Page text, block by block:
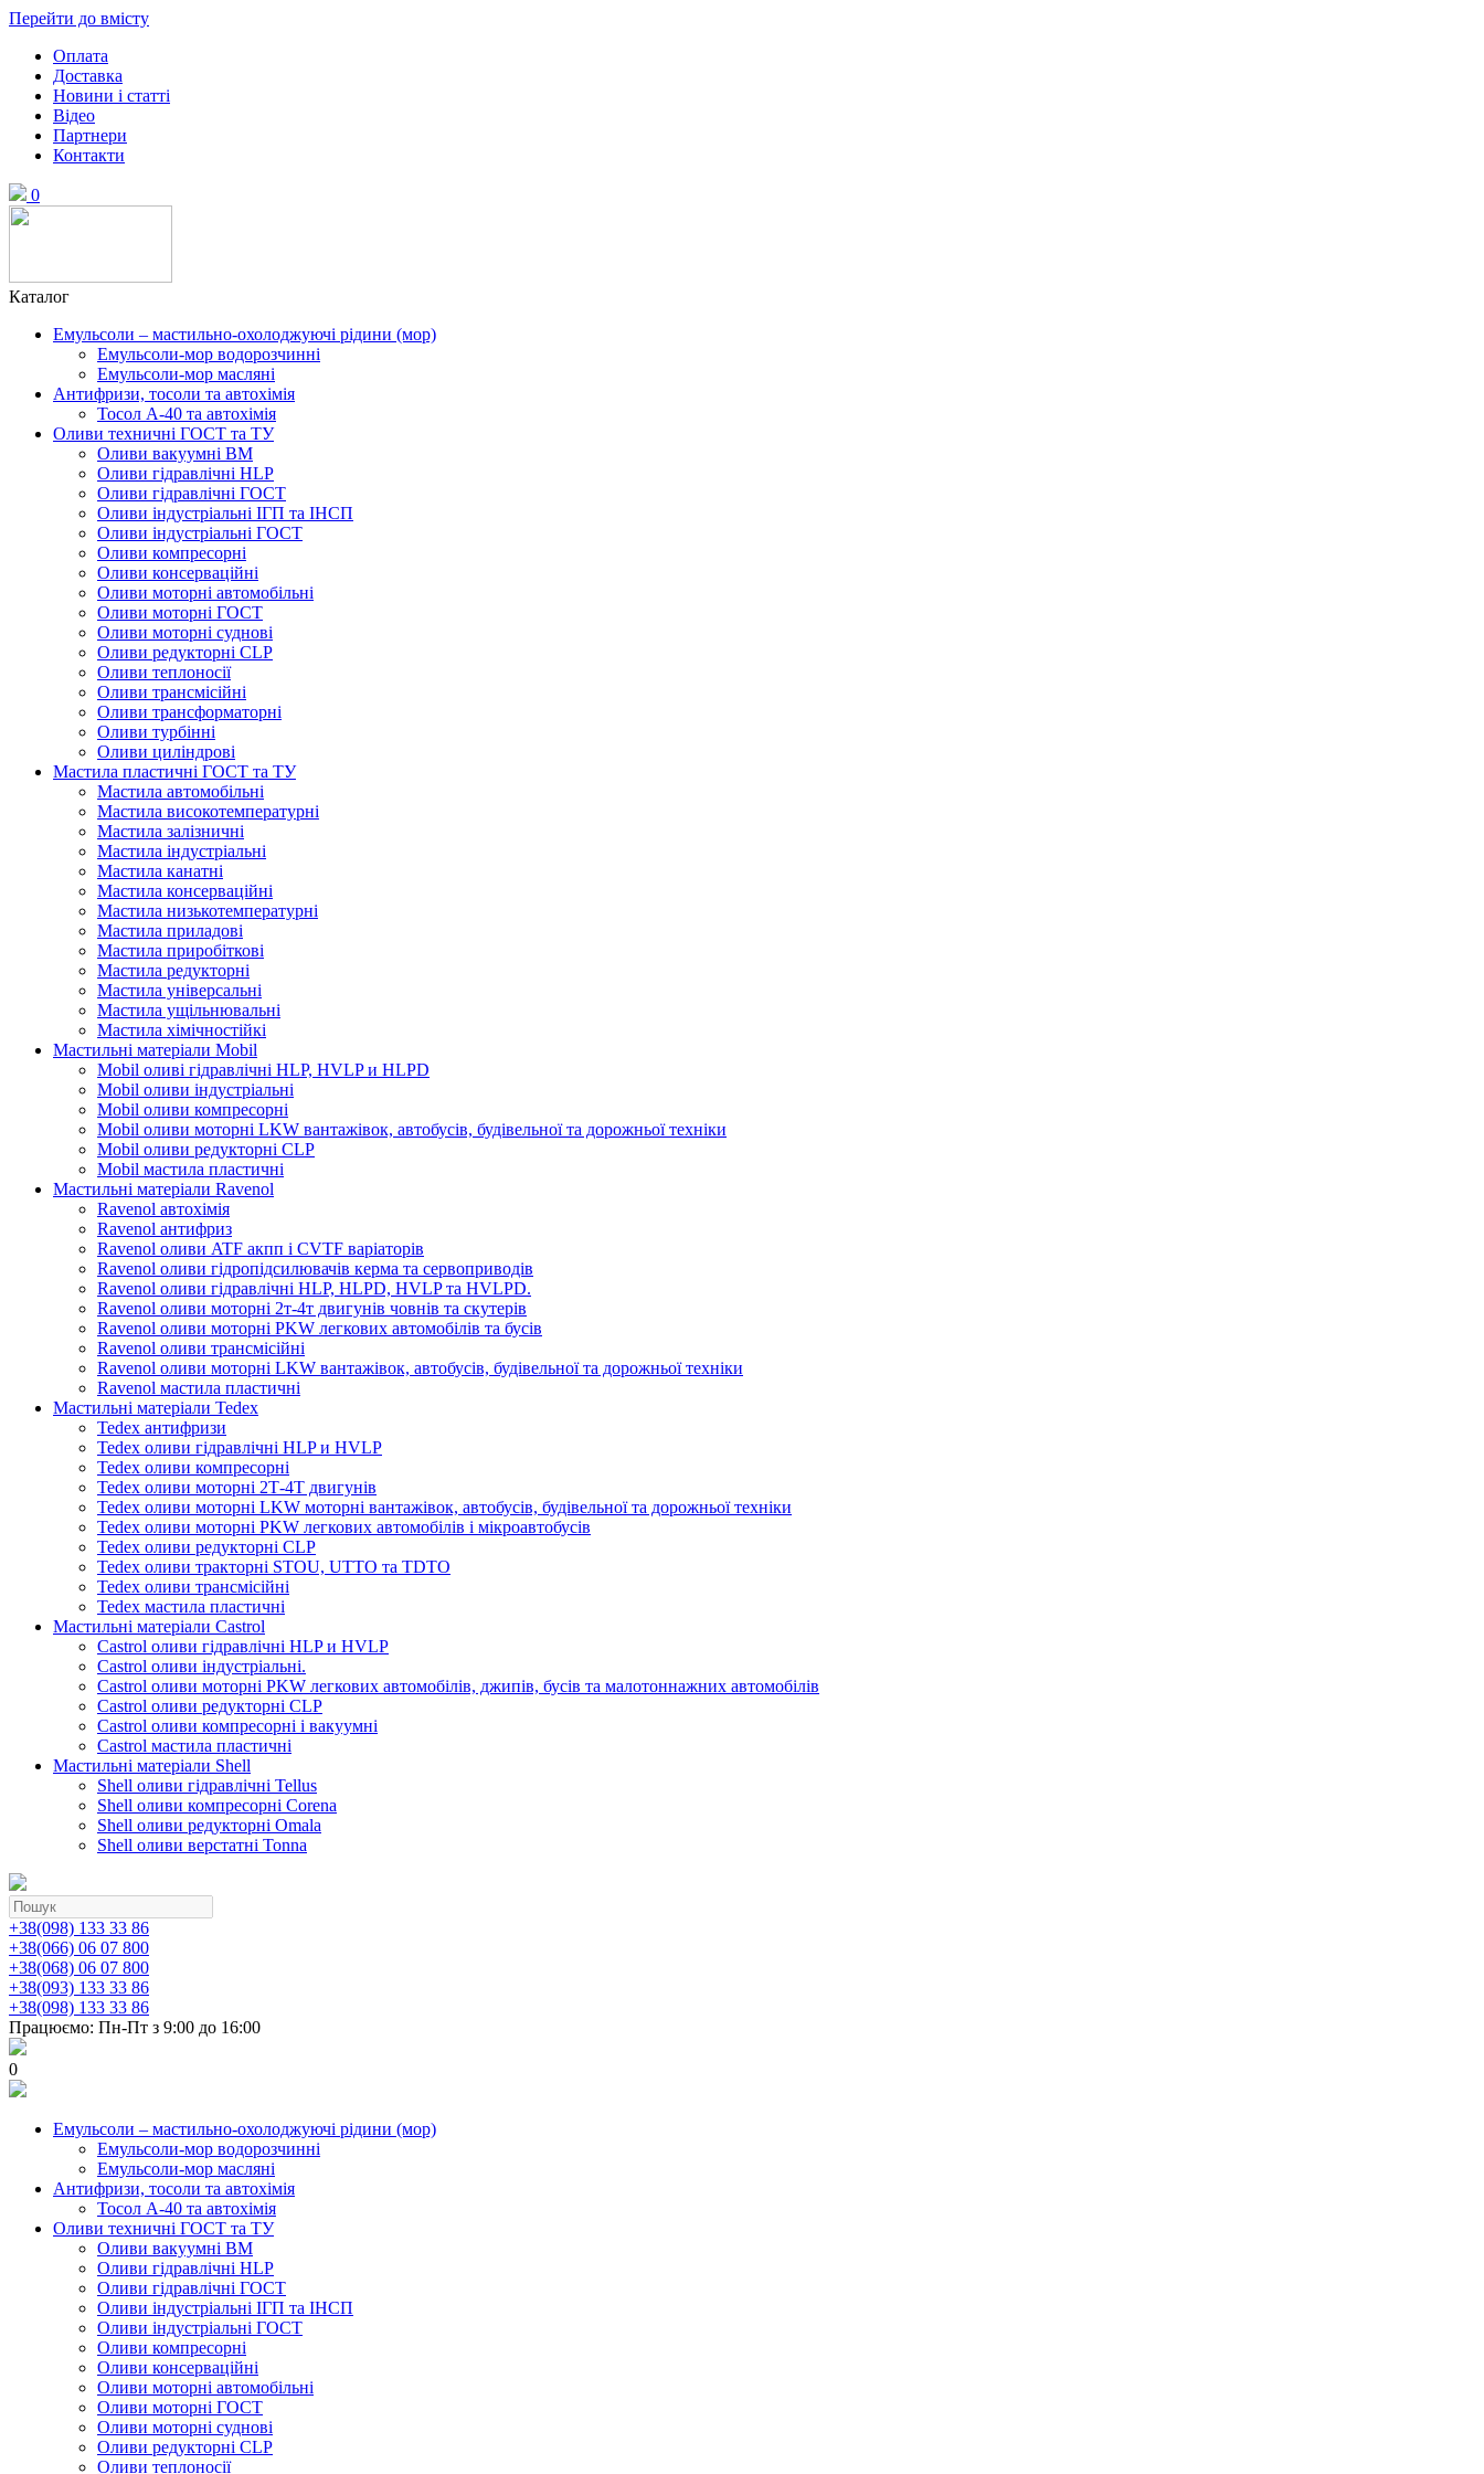
Перейти до вмісту
Оплата
Доставка
Новини і статті
Відео
Партнери
Контакти
0
Каталог
Емульсоли – мастильно-охолоджуючі рідини (мор)
Емульсоли-мор водорозчинні
Емульсоли-мор масляні
Антифризи, тосоли та автохімія
Тосол А-40 та автохімія
Оливи техничні ГОСТ та ТУ
Оливи вакуумні ВМ
Оливи гідравлічні HLP
Оливи гідравлічні ГОСТ
Оливи індустріальні ІГП та ІНСП
Оливи індустріальні ГОСТ
Оливи компресорні
Оливи консерваційні
Оливи моторні автомобільні
Оливи моторні ГОСТ
Оливи моторні суднові
Оливи редукторні CLP
Оливи теплоносії
Оливи трансмісійні
Оливи трансформаторні
Оливи турбінні
Оливи циліндрові
Мастила пластичні ГОСТ та ТУ
Мастила автомобільні
Мастила високотемпературні
Мастила залізничні
Мастила індустріальні
Мастила канатні
Мастила консерваційні
Мастила низькотемпературні
Мастила приладові
Мастила приробіткові
Мастила редукторні
Мастила універсальні
Мастила ущільнювальні
Мастила хімічностійкі
Мастильні матеріали Mobil
Mobil оливі гідравлічні HLP, HVLP и HLPD
Mobil оливи індустріальні
Mobil оливи компресорні
Mobil оливи моторні LKW вантажівок, автобусів, будівельної та дорожньої техніки
Mobil оливи редукторні CLP
Mobil мастила пластичні
Мастильні матеріали Ravenol
Ravenol автохімія
Ravenol антифриз
Ravenol оливи ATF акпп і CVTF варіаторів
Ravenol оливи гідропідсилювачів керма та сервоприводів
Ravenol оливи гідравлічні HLP, HLPD, HVLP та HVLPD.
Ravenol оливи моторні 2т-4т двигунів човнів та скутерів
Ravenol оливи моторні PKW легкових автомобілів та бусів
Ravenol оливи трансмісійні
Ravenol оливи моторні LKW вантажівок, автобусів, будівельної та дорожньої техніки
Ravenol мастила пластичні
Мастильні матеріали Tedex
Tedex антифризи
Tedex оливи гідравлічні HLP и HVLP
Tedex оливи компресорні
Tedex оливи моторні 2Т-4Т двигунів
Tedex оливи моторні LKW моторні вантажівок, автобусів, будівельної та дорожньої техніки
Tedex оливи моторні PKW легкових автомобілів і мікроавтобусів
Tedex оливи редукторні CLP
Tedex оливи тракторні STOU, UTTO та TDTO
Tedex оливи трансмісійні
Tedex мастила пластичні
Мастильні матеріали Castrol
Castrol оливи гідравлічні HLP и HVLP
Castrol оливи індустріальні.
Castrol оливи моторні PKW легкових автомобілів, джипів, бусів та малотоннажних автомобілів
Castrol оливи редукторні CLP
Castrol оливи компресорні і вакуумні
Castrol мастила пластичні
Мастильні матеріали Shell
Shell оливи гідравлічні Tellus
Shell оливи компресорні Corena
Shell оливи редукторні Omala
Shell оливи верстатні Tonna
+38(098) 133 33 86
+38(066) 06 07 800
+38(068) 06 07 800
+38(093) 133 33 86
+38(098) 133 33 86
Працюємо: Пн-Пт з 9:00 до 16:00
0
Емульсоли – мастильно-охолоджуючі рідини (мор)
Емульсоли-мор водорозчинні
Емульсоли-мор масляні
Антифризи, тосоли та автохімія
Тосол А-40 та автохімія
Оливи техничні ГОСТ та ТУ
Оливи вакуумні ВМ
Оливи гідравлічні HLP
Оливи гідравлічні ГОСТ
Оливи індустріальні ІГП та ІНСП
Оливи індустріальні ГОСТ
Оливи компресорні
Оливи консерваційні
Оливи моторні автомобільні
Оливи моторні ГОСТ
Оливи моторні суднові
Оливи редукторні CLP
Оливи теплоносії